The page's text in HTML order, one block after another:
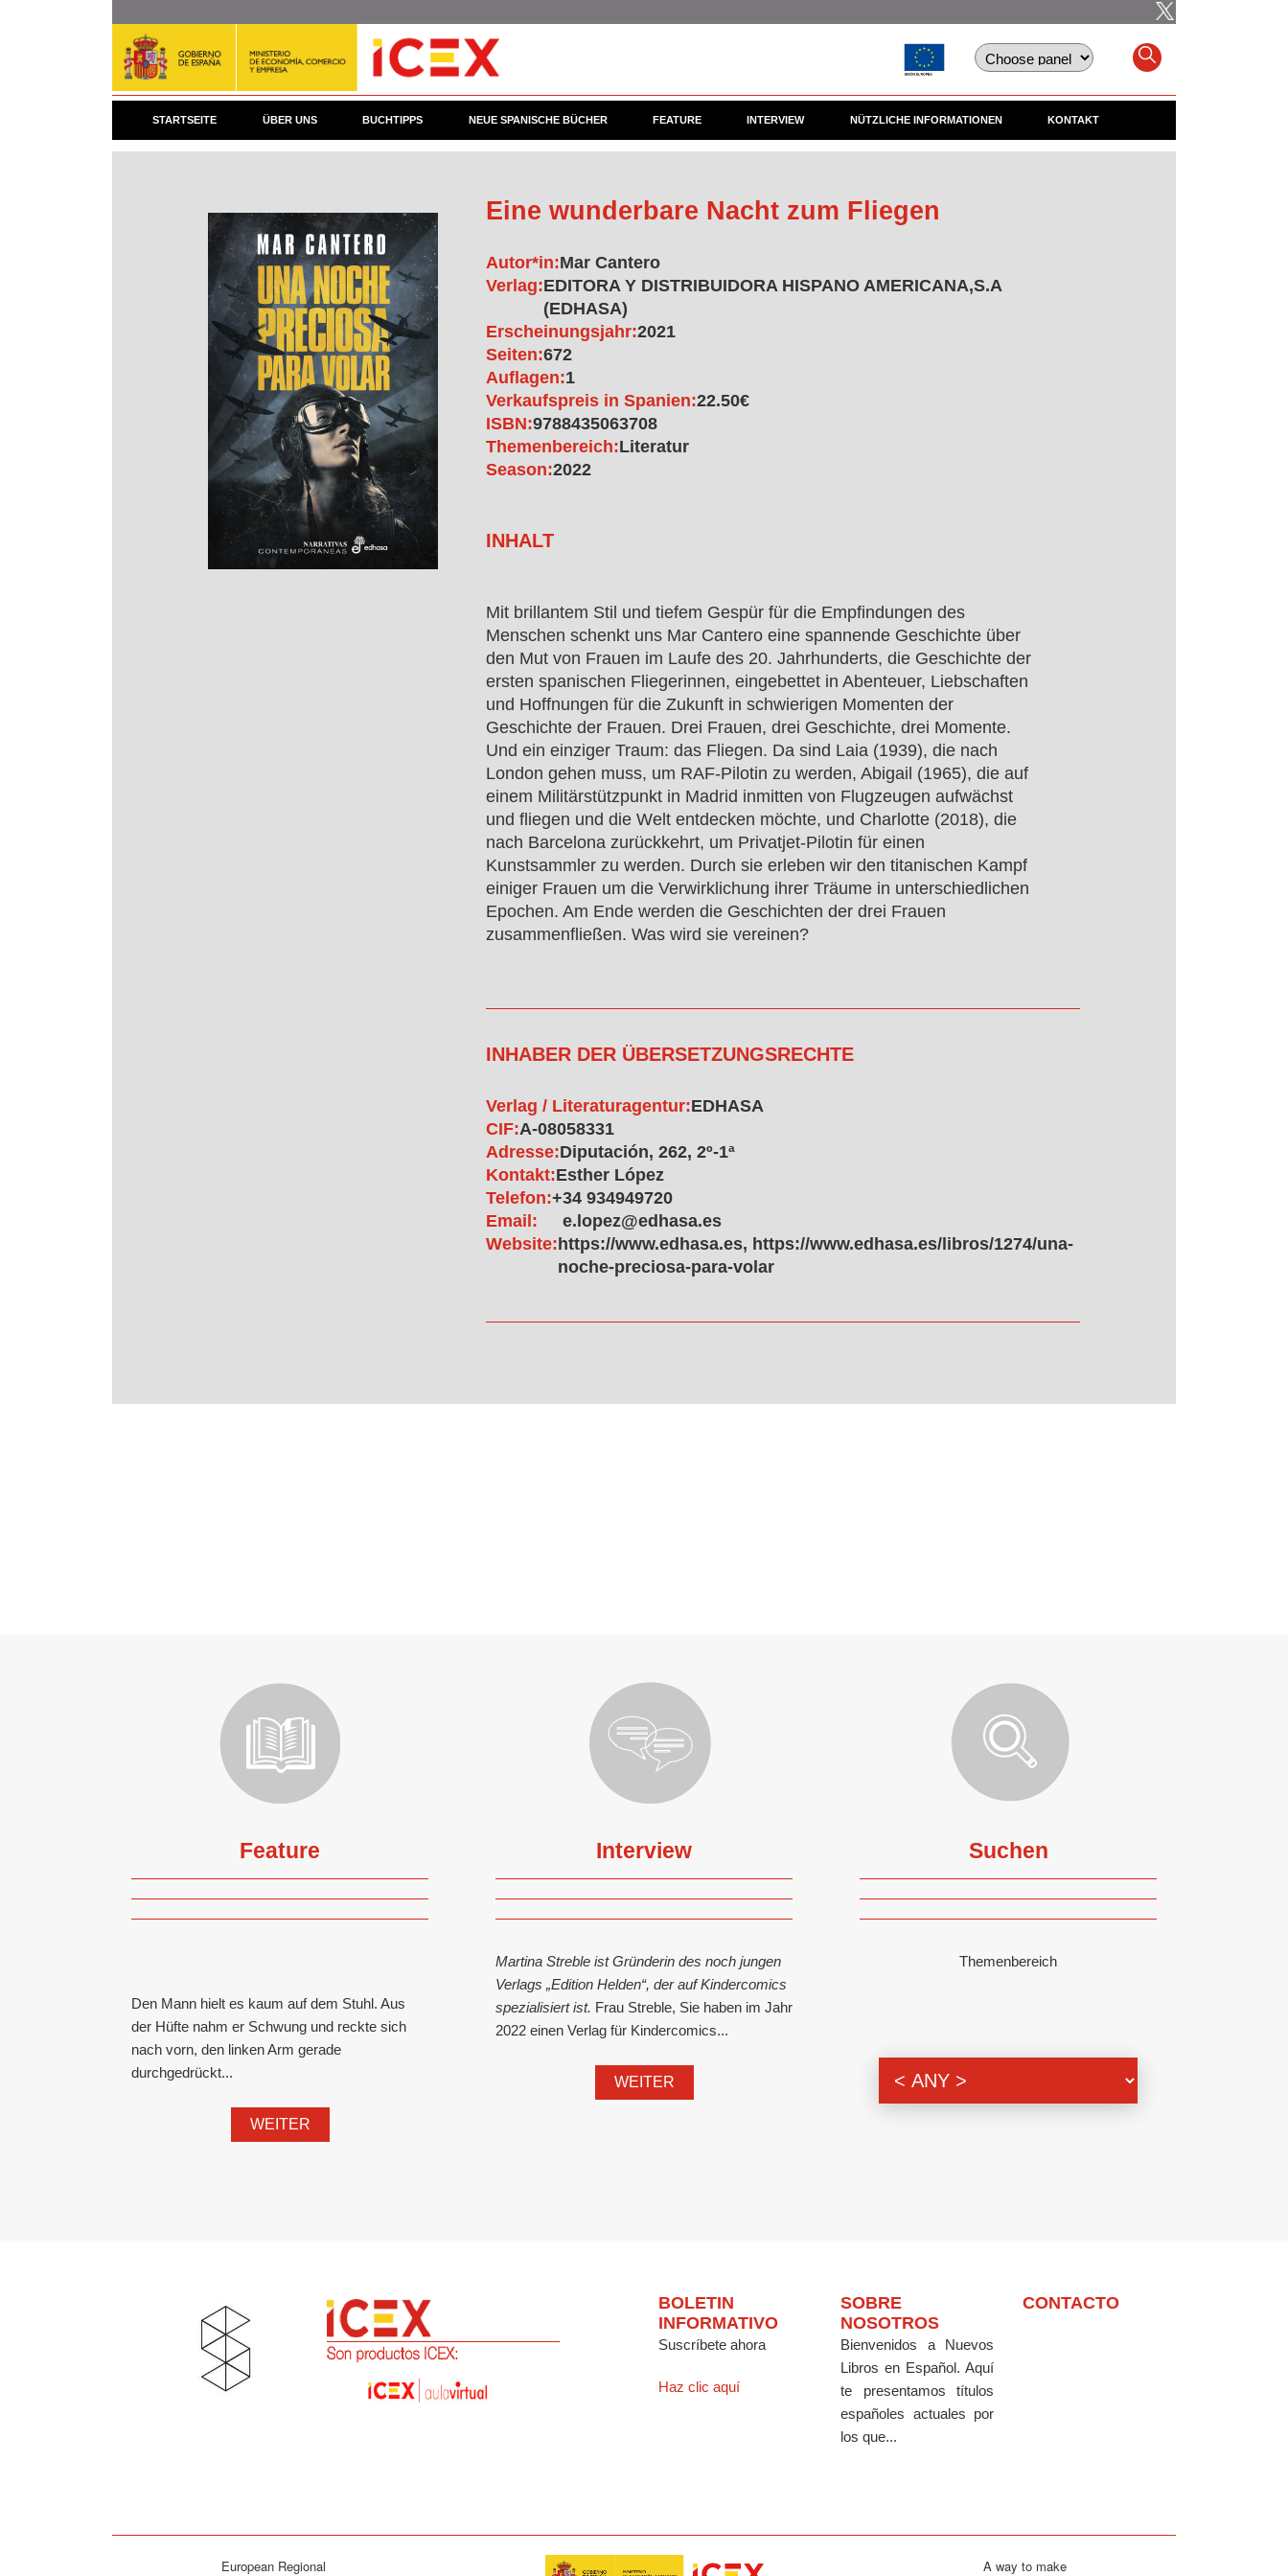
STARTSEITE ÜBER UNS BUCHTIPPS NEUE SPANISCHE BÜCHER FEATURE INTERVIEW NÜTZLICHE INFORMATIONEN KONTAKT
Eine wunderbare Nacht zum Fliegen
Autor*in:Mar Cantero
Verlag:EDITORA Y DISTRIBUIDORA HISPANO AMERICANA,S.A
(EDHASA)
Erscheinungsjahr:2021
Seiten:672
Auflagen:1
Verkaufspreis in Spanien:22.50€
ISBN:9788435063708
Themenbereich:Literatur
Season:2022
INHALT
Mit brillantem Stil und tiefem Gespür für die Empfindungen des
Menschen schenkt uns Mar Cantero eine spannende Geschichte über
den Mut von Frauen im Laufe des 20. Jahrhunderts, die Geschichte der
ersten spanischen Fliegerinnen, eingebettet in Abenteuer, Liebschaften
und Hoffnungen für die Zukunft in schwierigen Momenten der
Geschichte der Frauen. Drei Frauen, drei Geschichte, drei Momente.
Und ein einziger Traum: das Fliegen. Da sind Laia (1939), die nach
London gehen muss, um RAF-Pilotin zu werden, Abigail (1965), die auf
einem Militärstützpunkt in Madrid inmitten von Flugzeugen aufwächst
und fliegen und die Welt entdecken möchte, und Charlotte (2018), die
nach Barcelona zurückkehrt, um Privatjet-Pilotin für einen
Kunstsammler zu werden. Durch sie erleben wir den titanischen Kampf
einiger Frauen um die Verwirklichung ihrer Träume in unterschiedlichen
Epochen. Am Ende werden die Geschichten der drei Frauen
zusammenfließen. Was wird sie vereinen?
INHABER DER ÜBERSETZUNGSRECHTE
Verlag / Literaturagentur:EDHASA
CIF:A-08058331
Adresse:Diputación, 262, 2º-1ª
Kontakt:Esther López
Telefon:+34 934949720
Email:
e.lopez@edhasa.es
Website: https://www.edhasa.es, https://www.edhasa.es/libros/1274/una-
noche-preciosa-para-volar
Feature
Den Mann hielt es kaum auf dem Stuhl. Aus
der Hüfte nahm er Schwung und reckte sich
nach vorn, den linken Arm gerade
durchgedrückt...
WEITER
Interview
Martina Streble ist Gründerin des noch jungen
Verlags „Edition Helden“, der auf Kindercomics
spezialisiert ist. Frau Streble, Sie haben im Jahr
2022 einen Verlag für Kindercomics...
WEITER
Suchen
Themenbereich
BOLETIN
INFORMATIVO
Suscríbete ahora
Haz clic aquí
SOBRE
NOSOTROS
Bienvenidos a Nuevos
Libros en Español. Aquí
te presentamos títulos
españoles actuales por
los que...
CONTACTO
European Regional A way to make